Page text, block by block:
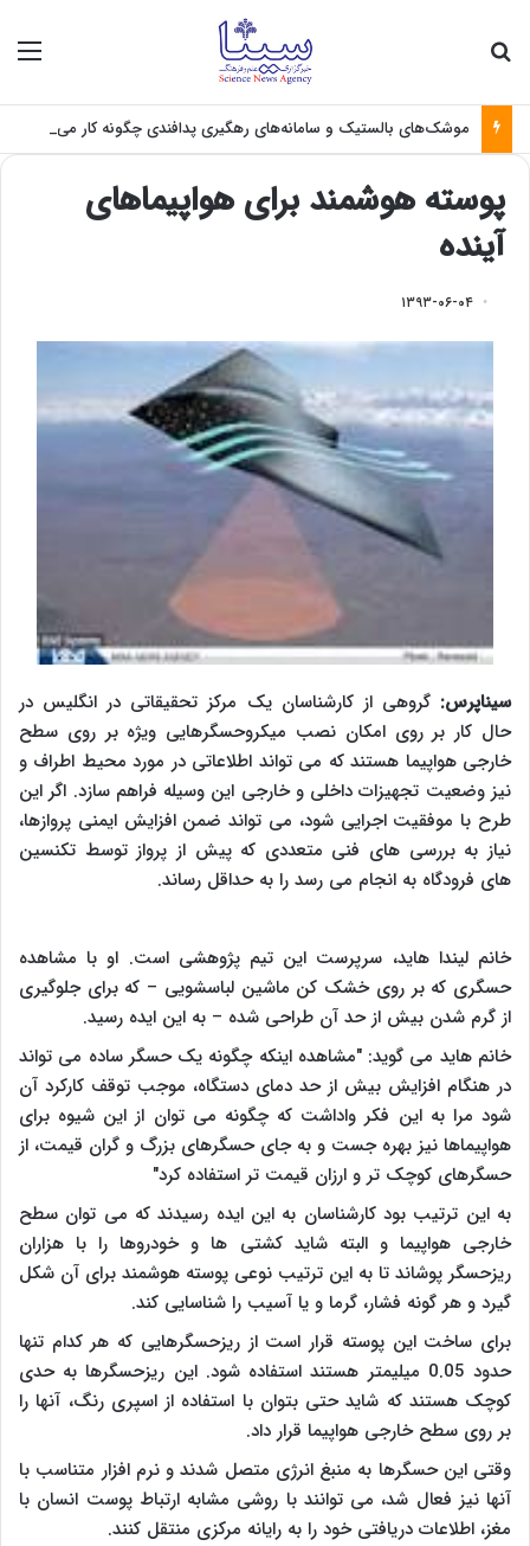
موشک‌های بالستیک و سامانه‌های رهگیری پدافندی چگونه کار می کنند؟
پوسته هوشمند برای هواپیماهای
آینده
۱۳۹۳-۰۶-۰۴
سیناپرس:گروهی از کارشناسان یک مرکز تحقیقاتی در انگلیس در
حال کار بر روی امکان نصب میکروحسگرهایی ویژه بر روی سطح
خارجی هواپیما هستند که می تواند اطلاعاتی در مورد محیط اطراف و
نیز وضعیت تجهیزات داخلی و خارجی این وسیله فراهم سازد. اگر این
طرح با موفقیت اجرایی شود، می تواند ضمن افزایش ایمنی پروازها،
نیاز به بررسی های فنی متعددی که پیش از پرواز توسط تکنسین
های فرودگاه به انجام می رسد را به حداقل رساند.
خانم لیندا هاید، سرپرست این تیم پژوهشی است. او با مشاهده
حسگری که بر روی خشک کن ماشین لباسشویی – که برای جلوگیری
از گرم شدن بیش از حد آن طراحی شده – به این ایده رسید.
خانم هاید می گوید: "مشاهده اینکه چگونه یک حسگر ساده می تواند
در هنگام افزایش بیش از حد دمای دستگاه، موجب توقف کارکرد آن
شود مرا به این فکر واداشت که چگونه می توان از این شیوه برای
هواپیماها نیز بهره جست و به جای حسگرهای بزرگ و گران قیمت، از
حسگرهای کوچک تر و ارزان قیمت تر استفاده کرد"
به این ترتیب بود کارشناسان به این ایده رسیدند که می توان سطح
خارجی هواپیما و البته شاید کشتی ها و خودروها را با هزاران
ریزحسگر پوشاند تا به این ترتیب نوعی پوسته هوشمند برای آن شکل
گیرد و هر گونه فشار، گرما و یا آسیب را شناسایی کند.
برای ساخت این پوسته قرار است از ریزحسگرهایی که هر کدام تنها
حدود 0.05 میلیمتر هستند استفاده شود. این ریزحسگرها به حدی
کوچک هستند که شاید حتی بتوان با استفاده از اسپری رنگ، آنها را
بر روی سطح خارجی هواپیما قرار داد.
وقتی این حسگرها به منبغ انرژی متصل شدند و نرم افزار متناسب با
آنها نیز فعال شد، می توانند با روشی مشابه ارتباط پوست انسان با
مغز، اطلاعات دریافتی خود را به رایانه مرکزی منتقل کنند.